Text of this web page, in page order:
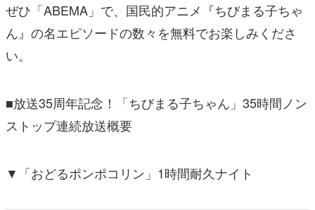
ぜひ「ABEMA」で、国民的アニメ『ちびまる子ちゃ
ん』の名エピソードの数々を無料でお楽しみくださ
い。
■放送35周年記念！「ちびまる子ちゃん」35時間ノン
ストップ連続放送概要
▼「おどるポンポコリン」1時間耐久ナイト